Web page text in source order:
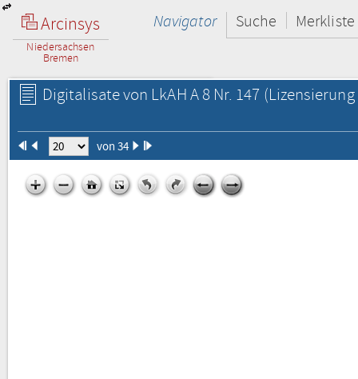
Arcinsys
Niedersachsen
Bremen
Navigator Suche Merkliste
Digitalisate von LkAH A 8 Nr. 147
von 34